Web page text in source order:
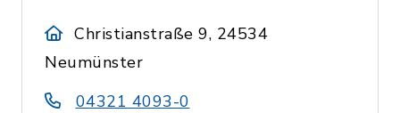
Christianstraße 9, 24534
Neumünster
04321 4093-0